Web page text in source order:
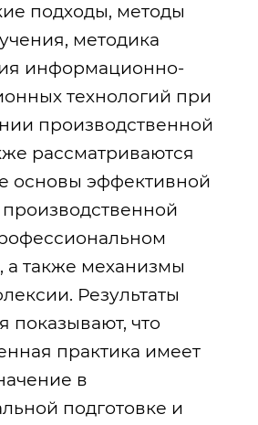
подходы, методы
методика
информационно-
технологий при
производственной
рассматриваются
основы эффективной
а также механизмы
Результаты
показывают, что
практика имеет
в
подготовке и